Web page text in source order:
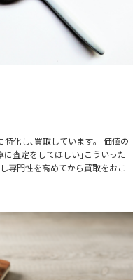
化し､買取しています｡ ｢価値の
査定をしてほしい｣こういった
専門性を高めてから買取をおこ